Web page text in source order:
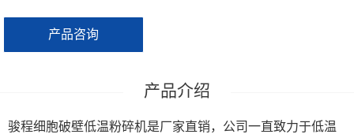
产品咨询
骏程细胞破壁低温粉碎机是厂家直销，公司一直致力于低温